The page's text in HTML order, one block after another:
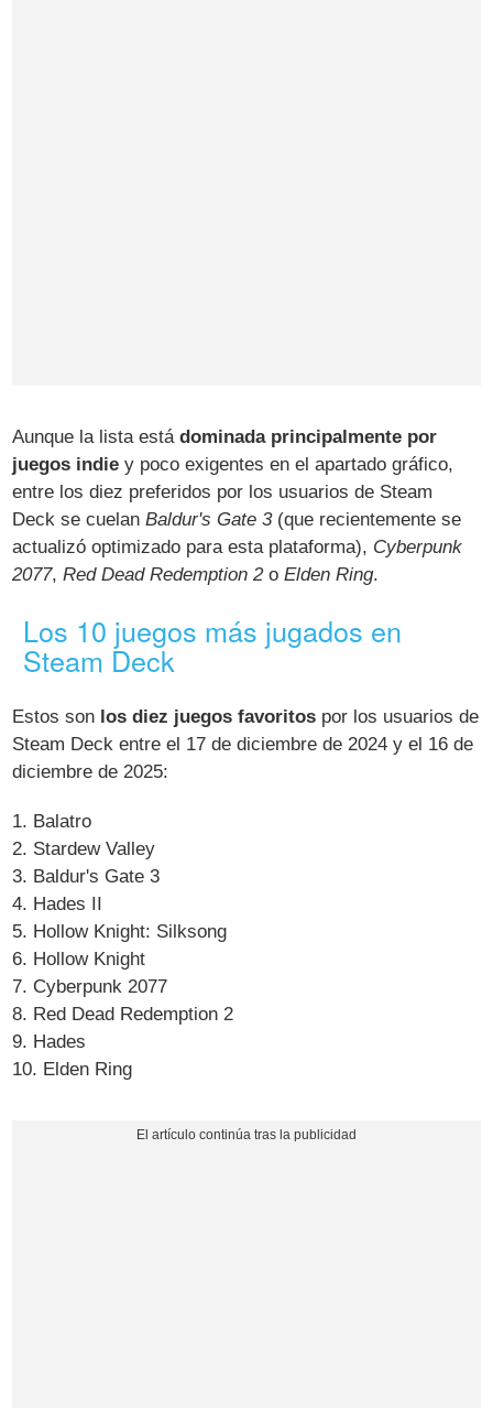
Aunque la lista estádominada principalmente por
juegos indie y poco exigentes en el apartado gráfico,
entre los diez preferidos por los usuarios de Steam
Deck se cuelanBaldur's Gate 3(que recientemente se
actualizó optimizado para esta plataforma), Cyberpunk
2077,Red Dead Redemption 2oElden Ring.
Los 10 juegos más jugados en
Steam Deck
Estos son los diez juegos favoritos por los usuarios de
Steam Deck entre el 17 de diciembre de 2024 y el 16 de
diciembre de 2025:
1. Balatro
2. Stardew Valley
3. Baldur's Gate 3
4. Hades II
5. Hollow Knight: Silksong
6. Hollow Knight
7. Cyberpunk 2077
8. Red Dead Redemption 2
9. Hades
10. Elden Ring